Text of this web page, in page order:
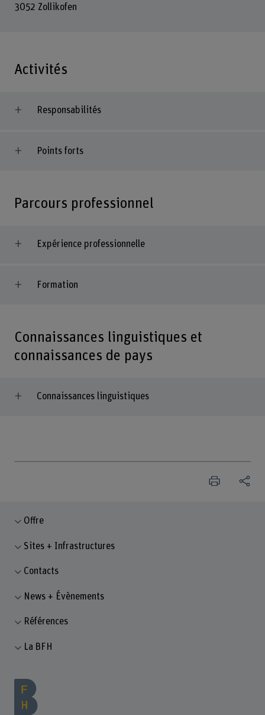
3052 Zollikofen
Activités
Responsabilités
Points forts
Parcours professionnel
Expérience professionnelle
Formation
Connaissances linguistiques et
connaissances de pays
Connaissances linguistiques
Offre
Sites + Infrastructures
Contacts
News + Évènements
Références
La BFH